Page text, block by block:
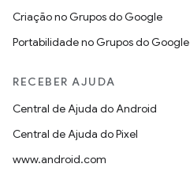
Criação no Grupos do Google
Portabilidade no Grupos do Google
RECEBER AJUDA
Central de Ajuda do Android
Central de Ajuda do Pixel
www.android.com